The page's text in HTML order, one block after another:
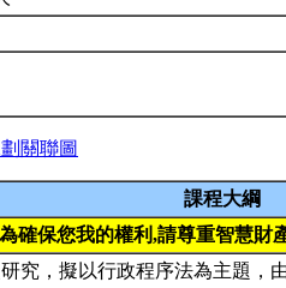
關聯圖
課程大綱
為確保您我的權利,請尊重智慧財
究，擬以行政程序法為主題，